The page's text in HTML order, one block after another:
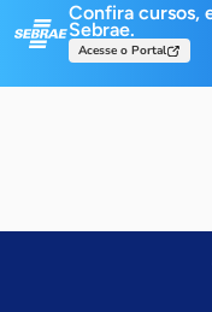
Confira cursos,
Sebrae.
Acesse o Portal